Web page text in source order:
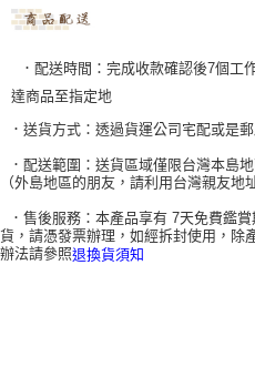
．配送時間：完成收款確認後7個工
達商品至指定地
．送貨方式：透過貨運公司宅配或是
．配送範圍：送貨區域僅限台灣本島
（外島地區的朋友，請利用台灣親友地
．售後服務：本產品享有 7天免費鑑
貨，請憑發票辦理，如經拆封使用，
辦法請參照退換貨須知